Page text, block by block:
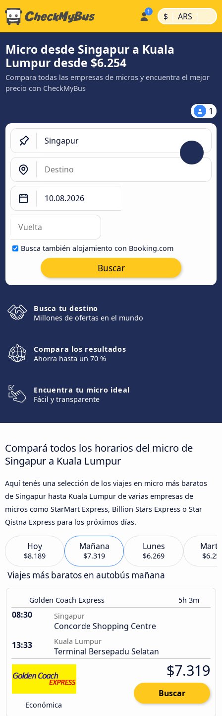
$ | ARS |
Micro desde Singapur a Kuala
Lumpur desde $6.254
Compara todas las empresas de micros y encuentra el mejor
precio con CheckMyBus
1
Busca también alojamiento con Booking.com
Buscar
Busca tu destino
Millones de ofertas en el mundo
Compara los resultados
Ahorra hasta un 70 %
Encuentra tu micro ideal
Fácil y transparente
Compará todos los horarios del micro de
Singapur a Kuala Lumpur
Aquí tenés una selección de los viajes en micro más baratos
de Singapur hasta Kuala Lumpur de varias empresas de
micros como StarMart Express, Billion Stars Express o Star
Qistna Express para los próximos días.
Hoy
$8.189
Mañana
$7.319
Lunes
$6.269
Viajes más baratos en autobús mañana
Golden Coach Express 5h 3m
08:30 Singapur
Concorde Shopping Centre
13:33
Kuala Lumpur
Terminal Bersepadu Selatan
Económica
$7.319
Buscar